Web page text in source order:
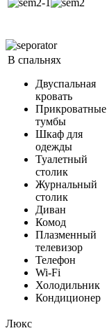
В спальнях
Двуспальная
кровать
Прикроватные
тумбы
Шкаф для
одежды
Туалетный
столик
Журнальный
столик
Диван
Комод
Плазменный
телевизор
Телефон
Wi-Fi
Холодильник
Кондиционер
Люкс